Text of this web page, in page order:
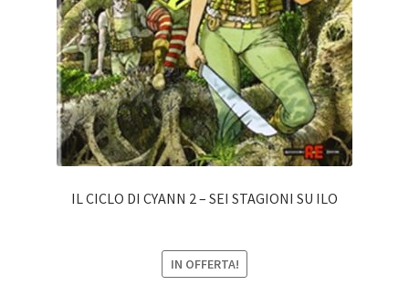
IL CICLO DI CYANN 2 – SEI STAGIONI SU ILO
IN OFFERTA!